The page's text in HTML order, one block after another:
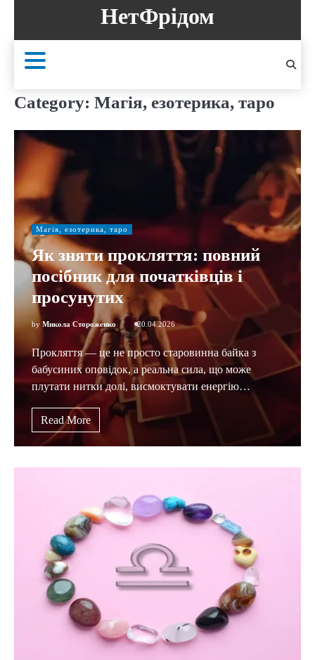
content
НетФрідом
Category: Магія, езотерика, таро
Магія, езотерика, таро
Як зняти прокляття: повний
посібник для початківців і
просунутих
by Микола Стороженко 20.04.2026
Прокляття — це не просто старовинна байка з
бабусиних оповідок, а реальна сила, що може
плутати нитки долі, висмоктувати енергію…
Read More